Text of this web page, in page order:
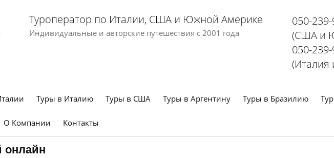
Туроператор по Италии, США и Южной Америке
Индивидуальные и авторские путешествия с 2001 года
050-
(США и
050-
(Италия
Туры в Италию Туры в США Туры в Аргентину Туры в Бразилию
О Компании Контакты
онлайн